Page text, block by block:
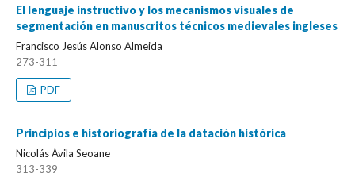
El lenguaje instructivo y los mecanismos visuales de
segmentación en manuscritos técnicos medievales ingleses
Francisco Jesús Alonso Almeida
273-311
PDF
Principios e historiografía de la datación histórica
Nicolás Ávila Seoane
313-339